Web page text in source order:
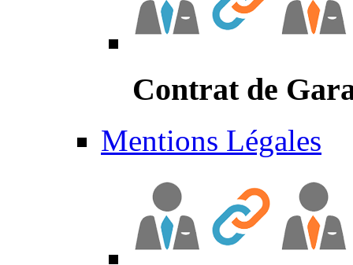
Contrat de
Mentions Légales